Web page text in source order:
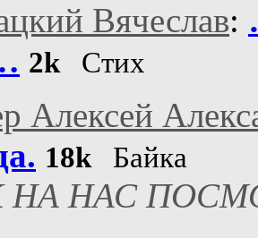
Вячеслав:
2kСтих
Алексей
18kБайка
НА НАС